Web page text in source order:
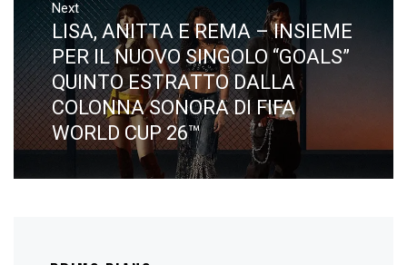
Next
Next
post:
LISA, ANITTA E REMA – INSIEME
PER IL NUOVO SINGOLO “GOALS”
QUINTO ESTRATTO DALLA
COLONNA SONORA DI FIFA
WORLD CUP 26™​